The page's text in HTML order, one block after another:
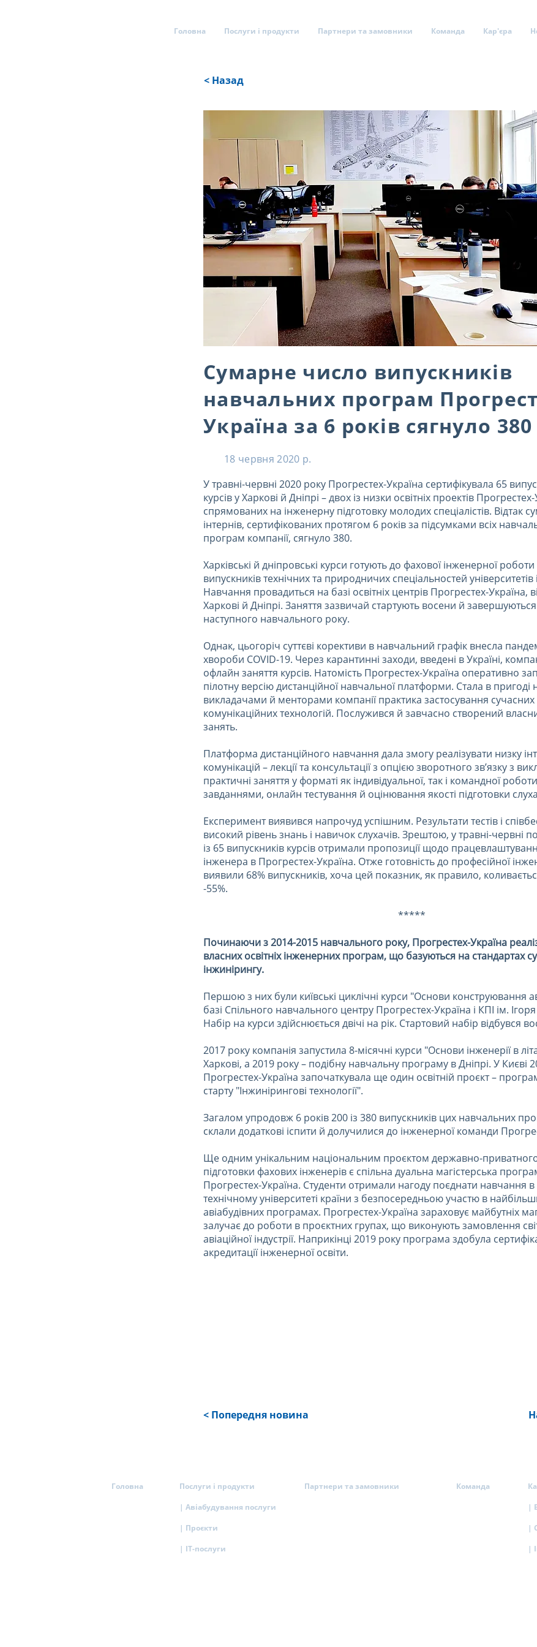
Головна Послуги і продукти Партнери та замовники Команда Кар'єра
< Назад
Сумарне число випускників
навчальних програм
Україна за 6 років сягнуло 380
18 червня 2020 р.
У травні-червні 2020 року Прогрестех-Україна сертифікувала 65
курсів у Харкові й Дніпрі – двох із низки освітніх проектів
спрямованих на інженерну підготовку молодих спеціалістів. Відтак
інтернів, сертифікованих протягом 6 років за підсумками всіх
програм компанії, сягнуло 380.
Харківські й дніпровські курси готують до фахової інженерної роботи
випускників технічних та природничих спеціальностей університетів
Навчання провадиться на базі освітніх центрів Прогрестех-Україна,
Харкові й Дніпрі. Заняття зазвичай стартують восени й завершуються
наступного навчального року.
Однак, цьогоріч суттєві корективи в навчальний графік внесла
хвороби COVID-19. Через карантинні заходи, введені в Україні,
офлайн заняття курсів. Натомість Прогрестех-Україна оперативно
пілотну версію дистанційної навчальної платформи. Стала в пригоді
викладачами й менторами компанії практика застосування
комунікаційних технологій. Послужився й завчасно створений
занять.
Платформа дистанційного навчання дала змогу реалізувати низку
комунікацій – лекції та консультації з опцією зворотного зв’язку з
практичні заняття у форматі як індивідуальної, так і командної
завданнями, онлайн тестування й оцінювання якості підготовки
Експеримент виявився напрочуд успішним. Результати тестів і
високий рівень знань і навичок слухачів. Зрештою, у травні-червні
із 65 випускників курсів отримали пропозиції щодо
інженера в Прогрестех-Україна. Отже готовність до професійної
виявили 68% випускників, хоча цей показник, як правило,
-55%.
*****
Починаючи з 2014-2015 навчального року, Прогрестех-Україна
власних освітніх інженерних програм, що базуються на стандартах
інжинірингу.
Першою з них були київські циклічні курси "Основи конструювання
базі Спільного навчального центру Прогрестех-Україна і КПІ ім.
Набір на курси здійснюється двічі на рік. Стартовий набір відбувся
2017 року компанія запустила 8-місячні курси "Основи інженерії в
Харкові, а 2019 року – подібну навчальну програму в Дніпрі. У Києві
Прогрестех-Україна започаткувала ще один освітній проєкт –
старту "Інжинірингові технології".
Загалом упродовж 6 років 200 із 380 випускників цих навчальних
склали додаткові іспити й долучилися до інженерної команди
Ще одним унікальним національним проєктом державно-
підготовки фахових інженерів є спільна дуальна магістерська
Прогрестех-Україна. Студенти отримали нагоду поєднати навчання
технічному університеті країни з безпосередньою участю в
авіабудівних програмах. Прогрестех-Україна зараховує майбутніх
залучає до роботи в проєктних групах, що виконують замовлення
авіаційної індустрії. Наприкінці 2019 року програма здобула
акредитації інженерної освіти.
< Попередня новина
Головна Послуги і продукти
Партнери та замовники
| Авіабудування послуги
| Проєкти
| IT-послуги
Команда
|
|
|